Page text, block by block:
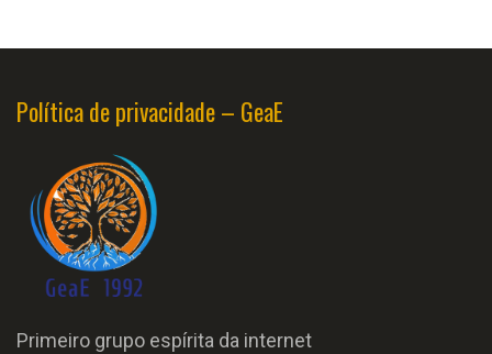
Política de privacidade – GeaE
Primeiro grupo espírita da internet